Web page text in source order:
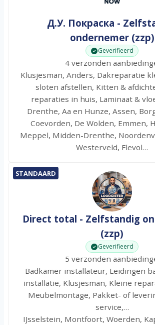
Д.У. Покраска -
ondernemer (zzp)
Geverifieerd
4 verzonden
Klusjesman, Anders, Dakreparatie
sloten afstellen, Kitten &
reparaties in huis, Laminaat &
Drenthe, Aa en Hunze, Assen,
Coevorden, De Wolden, Emmen,
Meppel, Midden-Drenthe,
Westerveld, Flevol…
STANDAARD
Direct total - Zelfstandig
(zzp)
Geverifieerd
5 verzonden
Badkamer installateur, Leidingen
installatie, Klusjesman, Kleine
Meubelmontage, Pakket- of
service,…
IJsselstein, Montfoort, Woerden,